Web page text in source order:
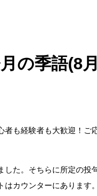
の季語(8
者も経験者も大歓迎！ご
た。そちらに所定の投
カウンターにあります。